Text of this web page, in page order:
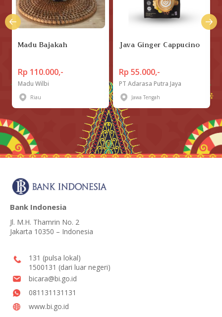
Madu Bajakah
Rp 110.000,-
Madu Wilbi
Riau
Java Ginger Cappucino
Rp 55.000,-
PT Adarasa Putra Jaya
Jawa Tengah
Bank Indonesia
Jl. M.H. Thamrin No. 2
Jakarta 10350 – Indonesia
131 (pulsa lokal)
1500131 (dari luar negeri)
bicara@bi.go.id
081131131131
www.bi.go.id